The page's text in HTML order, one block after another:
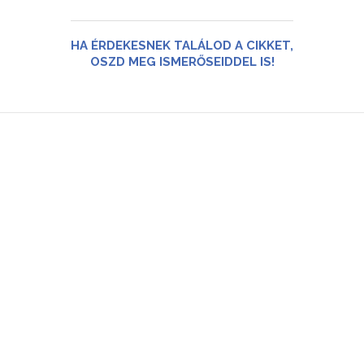
HA ÉRDEKESNEK TALÁLOD A CIKKET,
OSZD MEG ISMERŐSEIDDEL IS!